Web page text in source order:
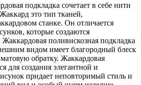
подкладка сочетает в себе нити
это тип тканей,
станке. Он отличается
которые создаются
поливискозная подкладка
видом имеет благородный блеск
обратку. Жаккардовая
для создания элегантной и
придает неповторимый стиль и